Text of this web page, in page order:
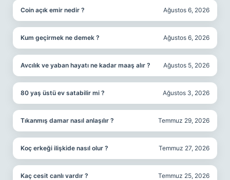
Coin açık emir nedir ? Ağustos 6, 2026
Kum geçirmek ne demek ? Ağustos 6, 2026
Avcılık ve yaban hayatı ne kadar maaş alır ? Ağustos 5, 2026
80 yaş üstü ev satabilir mi ? Ağustos 3, 2026
Tıkanmış damar nasıl anlaşılır ? Temmuz 29, 2026
Koç erkeği ilişkide nasıl olur ? Temmuz 27, 2026
Kaç cesit canlı vardır ? Temmuz 25, 2026